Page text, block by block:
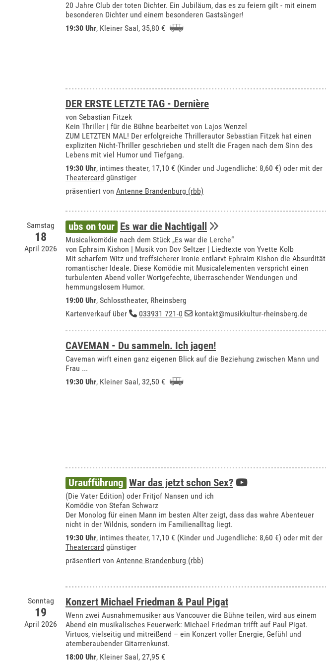
20 Jahre Club der toten Dichter. Ein Jubiläum, das es zu feiern gilt - mit einem
besonderen Dichter und einem besonderen Gastsänger!
19:30 Uhr, Kleiner Saal, 35,80 €
DER ERSTE LETZTE TAG - Dernière
von Sebastian Fitzek
Kein Thriller | für die Bühne bearbeitet von Lajos Wenzel
ZUM LETZTEN MAL! Der erfolgreiche Thrillerautor Sebastian Fitzek hat einen
expliziten Nicht-Thriller geschrieben und stellt die Fragen nach dem Sinn des
Lebens mit viel Humor und Tiefgang.
19:30 Uhr, intimes theater, 17,10 € (Kinder und Jugendliche: 8,60 €) oder mit der
Theatercard günstiger
präsentiert von Antenne Brandenburg (rbb)
Samstag
18
April 2026
ubs on tour Es war die Nachtigall
Musicalkomödie nach dem Stück „Es war die Lerche“
von Ephraim Kishon | Musik von Dov Seltzer | Liedtexte von Yvette Kolb
Mit scharfem Witz und treffsicherer Ironie entlarvt Ephraim Kishon die Absurdität
romantischer Ideale. Diese Komödie mit Musicalelementen verspricht einen
turbulenten Abend voller Wortgefechte, überraschender Wendungen und
hemmungslosem Humor.
19:00 Uhr, Schlosstheater, Rheinsberg
Kartenverkauf über
033931 721-0 kontakt@musikkultur-rheinsberg.de
CAVEMAN - Du sammeln. Ich jagen!
Caveman wirft einen ganz eigenen Blick auf die Beziehung zwischen Mann und
Frau ...
19:30 Uhr, Kleiner Saal, 32,50 €
Uraufführung War das jetzt schon Sex?
(Die Vater Edition) oder Fritjof Nansen und ich
Komödie von Stefan Schwarz
Der Monolog für einen Mann im besten Alter zeigt, dass das wahre Abenteuer
nicht in der Wildnis, sondern im Familienalltag liegt.
19:30 Uhr, intimes theater, 17,10 € (Kinder und Jugendliche: 8,60 €) oder mit der
Theatercard günstiger
präsentiert von Antenne Brandenburg (rbb)
Sonntag
19
April 2026
Konzert Michael Friedman & Paul Pigat
Wenn zwei Ausnahmemusiker aus Vancouver die Bühne teilen, wird aus einem
Abend ein musikalisches Feuerwerk: Michael Friedman trifft auf Paul Pigat.
Virtuos, vielseitig und mitreißend – ein Konzert voller Energie, Gefühl und
atemberaubender Gitarrenkunst.
18:00 Uhr, Kleiner Saal, 27,95 €